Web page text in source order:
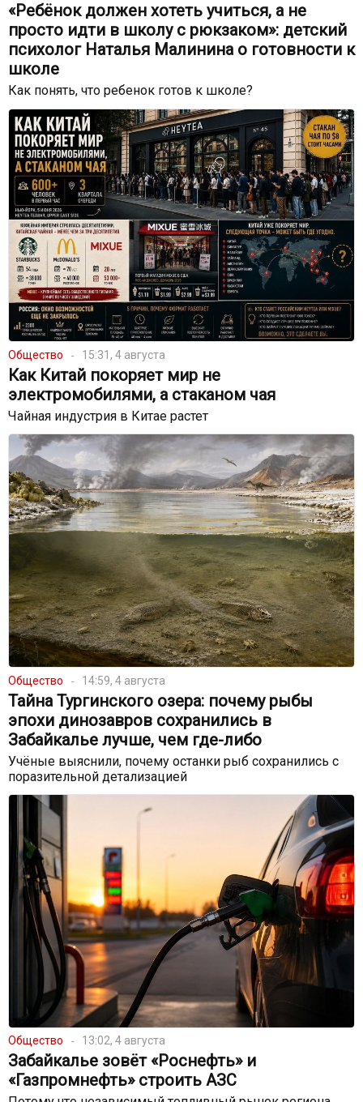
«Ребёнок должен хотеть учиться, а не
просто идти в школу с рюкзаком»: детский
психолог Наталья Малинина о готовности к
школе
Как понять, что ребенок готов к школе?
Общество 15:31, 4 августа
Как Китай покоряет мир не
электромобилями, а стаканом чая
Чайная индустрия в Китае растет
Общество 14:59, 4 августа
Тайна Тургинского озера: почему рыбы
эпохи динозавров сохранились в
Забайкалье лучше, чем где-либо
Учёные выяснили, почему останки рыб сохранились с
поразительной детализацией
Общество 13:02, 4 августа
Забайкалье зовёт «Роснефть» и
«Газпромнефть» строить АЗС